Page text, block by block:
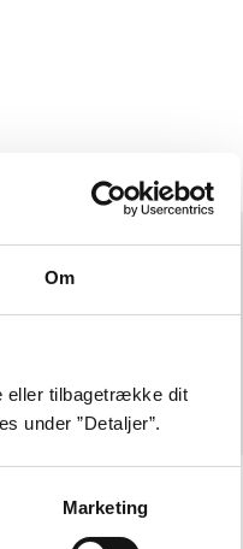
Om
eller tilbagetrække dit
under ”Detaljer”.
Marketing